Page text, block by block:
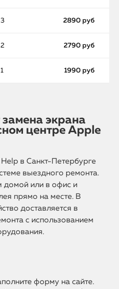
2890 руб
2790 руб
1990 руб
экрана
центре Apple
в Санкт-Петербурге
выездного ремонта.
домой или в офис и
прямо на месте. В
доставляется в
с использованием
форму на сайте.